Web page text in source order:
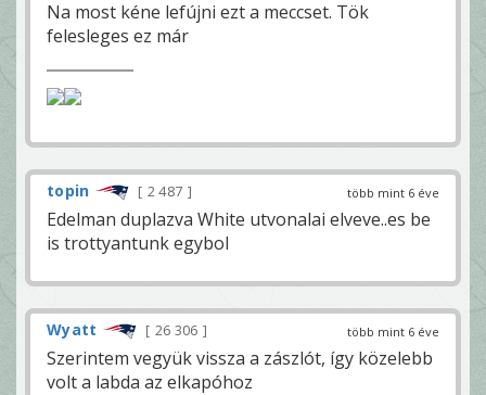
Na most kéne lefújni ezt a meccset. Tök
felesleges ez már
több mint 6 éve
topin 2 487
Edelman duplazva White utvonalai elveve..es be
is trottyantunk egybol
több mint 6 éve
Wyatt 26 306
Szerintem vegyük vissza a zászlót, így közelebb
volt a labda az elkapóhoz